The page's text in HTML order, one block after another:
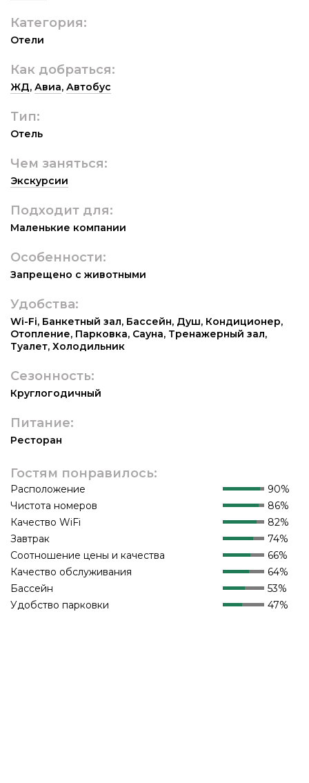
Категория:
Отели
Как добраться:
ЖД, Авиа, Автобус
Тип:
Отель
Чем заняться:
Экскурсии
Подходит для:
Маленькие компании
Особенности:
Запрещено с животными
Удобства:
Wi-Fi, Банкетный зал, Бассейн, Душ, Кондиционер,
Отопление, Парковка, Сауна, Тренажерный зал,
Туалет, Холодильник
Сезонность:
Круглогодичный
Питание:
Ресторан
Гостям понравилось:
Расположение
90%
Чистота номеров
86%
Качество WiFi
82%
Завтрак
74%
Соотношение цены и качества
66%
Качество обслуживания
64%
Бассейн
53%
Удобство парковки
47%